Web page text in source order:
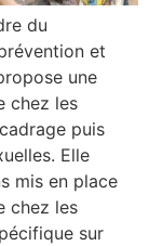
du
et
une
chez les
puis
Elle
mis en place
chez les
sur